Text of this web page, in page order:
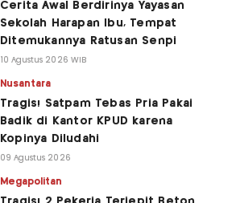
Cerita Awal Berdirinya Yayasan
Sekolah Harapan Ibu, Tempat
Ditemukannya Ratusan Senpi
10 Agustus 2026 WIB
Nusantara
Tragis! Satpam Tebas Pria Pakai
Badik di Kantor KPUD karena
Kopinya Diludahi
09 Agustus 2026
Megapolitan